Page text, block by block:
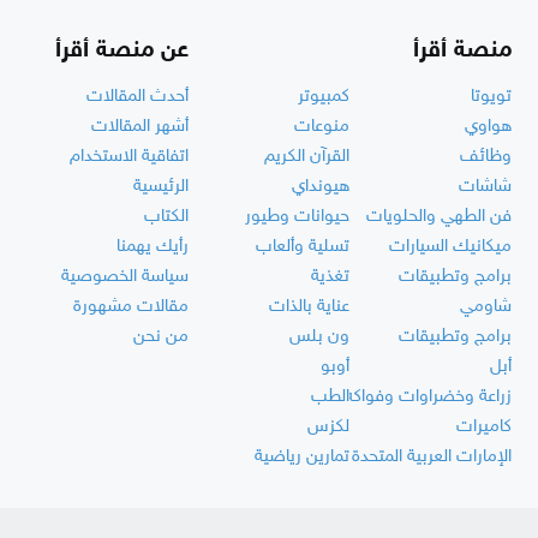
منصة أقرأ
تويوتا
كمبيوتر
هواوي
منوعات
وظائف
القرآن الكريم
شاشات
هيونداي
فن الطهي والحلويات
حيوانات وطيور
ميكانيك السيارات
تسلية وألعاب
برامج وتطبيقات
تغذية
شاومي
عناية بالذات
برامج وتطبيقات
ون بلس
أبل
أوبو
زراعة وخضراوات وفواكهالطب
كاميرات
لكزس
الإمارات العربية المتحدةتمارين رياضية
عن منصة أقرأ
أحدث المقالات
أشهر المقالات
اتفاقية الاستخدام
الرئيسية
الكتاب
رأيك يهمنا
سياسة الخصوصية
مقالات مشهورة
من نحن